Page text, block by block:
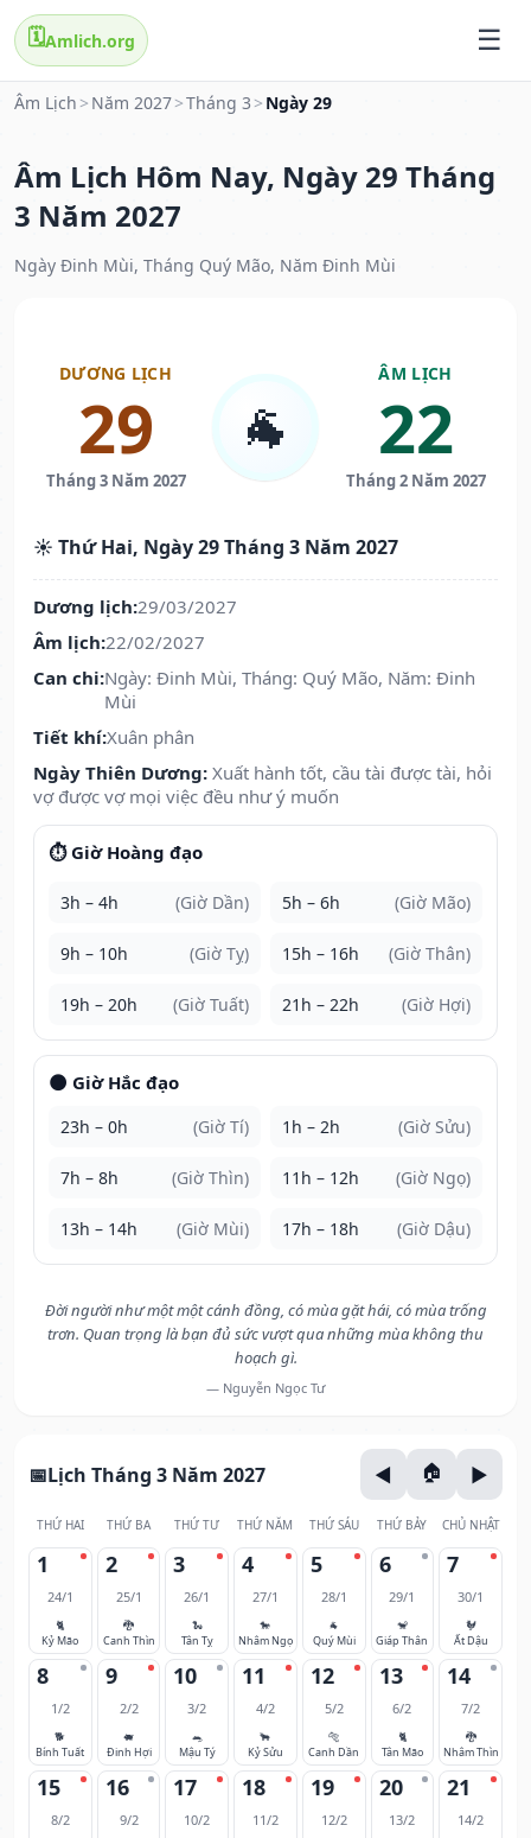
🗓️Amlich.org
Âm Lịch > Năm 2027>Tháng 3 > Ngày 29
Âm Lịch Hôm Nay, Ngày 29 Tháng
3 Năm 2027
Ngày Đinh Mùi, Tháng Quý Mão, Năm Đinh Mùi
DƯƠNG LỊCH
29
Tháng 3 Năm 2027
🐐
ÂM LỊCH
22
Tháng 2 Năm 2027
☀️ Thứ Hai, Ngày 29 Tháng 3 Năm 2027
Dương lịch:29/03/2027
Âm lịch:22/02/2027
Can chi:Ngày: Đinh Mùi, Tháng: Quý Mão, Năm: Đinh
Mùi
Tiết khí:Xuân phân
Ngày Thiên Dương: Xuất hành tốt, cầu tài được tài, hỏi
vợ được vợ mọi việc đều như ý muốn
⏱️ Giờ Hoàng đạo
3h – 4h (Giờ Dần) 5h – 6h (Giờ Mão)
9h – 10h (Giờ Tỵ) 15h – 16h (Giờ Thân)
19h – 20h (Giờ Tuất) 21h – 22h (Giờ Hợi)
🌑 Giờ Hắc đạo
23h – 0h (Giờ Tí) 1h – 2h (Giờ Sửu)
7h – 8h (Giờ Thìn) 11h – 12h (Giờ Ngọ)
13h – 14h (Giờ Mùi) 17h – 18h (Giờ Dậu)
Đời người như một một cánh đồng, có mùa gặt hái, có mùa trống
trơn. Quan trọng là bạn đủ sức vượt qua những mùa không thu
hoạch gì.
— Nguyễn Ngọc Tư
Lịch Tháng 3 Năm 2027
THỨ HAI THỨ BA THỨ TƯ THỨ NĂM THỨ SÁU THỨ BẢY CHỦ NHẬT
1
24/1
🐈
Kỷ Mão
2
25/1
🐉
Canh Thìn
3
26/1
🐍
Tân Tỵ
4
27/1
🐎
Nhâm Ngọ
5
28/1
🐐
Quý Mùi
6
29/1
🐒
Giáp Thân
7
30/1
🐓
Ất Dậu
8
1/2
🐕
Bính Tuất
9
2/2
🐖
Đinh Hợi
10
3/2
🐀
Mậu Tý
11
4/2
🐂
Kỷ Sửu
12
5/2
🐅
Canh Dần
13
6/2
🐈
Tân Mão
14
7/2
🐉
Nhâm Thìn
15
8/2
16
9/2
17
10/2
18
11/2
19
12/2
20
13/2
21
14/2